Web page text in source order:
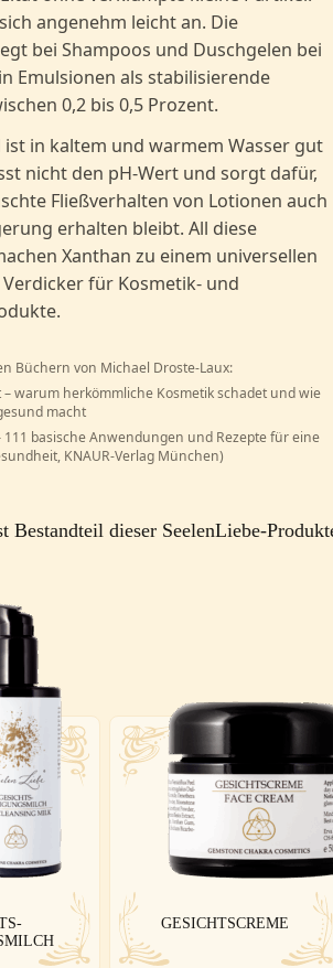
angenehm leicht an. Die
bei Shampoos und Duschgelen bei
Emulsionen als stabilisierende
0,2 bis 0,5 Prozent.
ist in kaltem und warmem Wasser gut
nicht den pH-Wert und sorgt dafür,
Fließverhalten von Lotionen auch
erhalten bleibt. All diese
Xanthan zu einem universellen
für Kosmetik- und
Büchern von Michael Droste-Laux:
warum herkömmliche Kosmetik schadet und wie
macht
basische Anwendungen und Rezepte für eine
KNAUR-Verlag München)
Bestandteil dieser SeelenLiebe-
GESICHTSCREME